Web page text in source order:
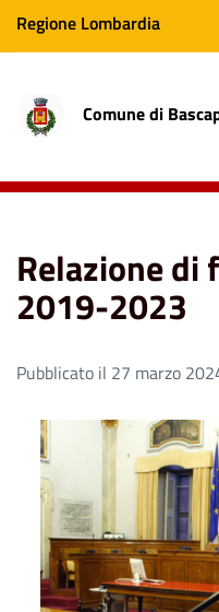
Regione Lombardia
Comune di
2019-2023
Relazione di
2019-2023
Pubblicato il 27 marzo